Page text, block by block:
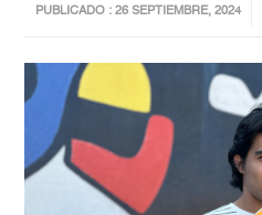
PUBLICADO : 26 SEPTIEMBRE, 2024